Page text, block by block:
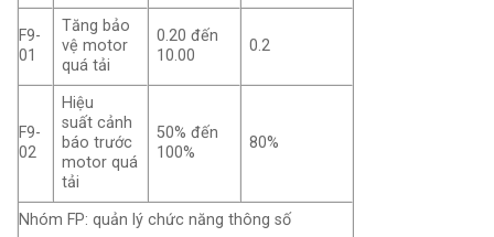
F9-
01
Tăng bảo
vệ motor
quá tải
0.20 đến
10.00
0.2
F9-
02
Hiệu
suấtcảnh
báo trước
motorquá
tải
50% đến
100%
80%
Nhóm FP: quản lý chức năng thông số